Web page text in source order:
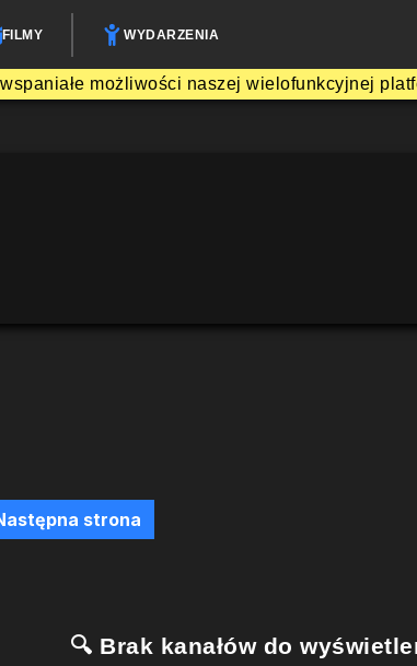
FILMY WYDARZENIA
możliwości naszej wielofunkcyjnej
strona
🔍 Brak kanałów do